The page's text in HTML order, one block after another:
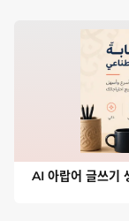
AI 아랍어 글쓰기